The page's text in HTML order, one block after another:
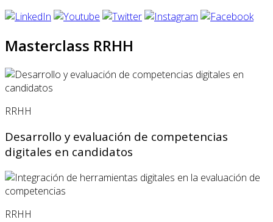
Masterclass RRHH
RRHH
Desarrollo y evaluación de competencias
digitales en candidatos
RRHH